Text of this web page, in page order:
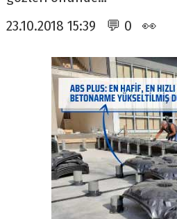
23.10.2018 15:39 💬 0 👀